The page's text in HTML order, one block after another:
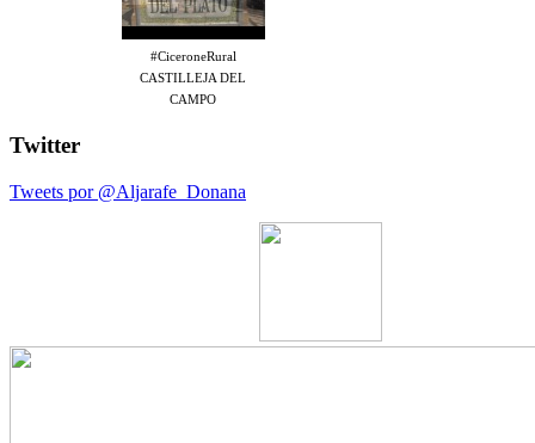
#CiceroneRural
CASTILLEJA DEL
CAMPO
Twitter
Tweets por @Aljarafe_Donana